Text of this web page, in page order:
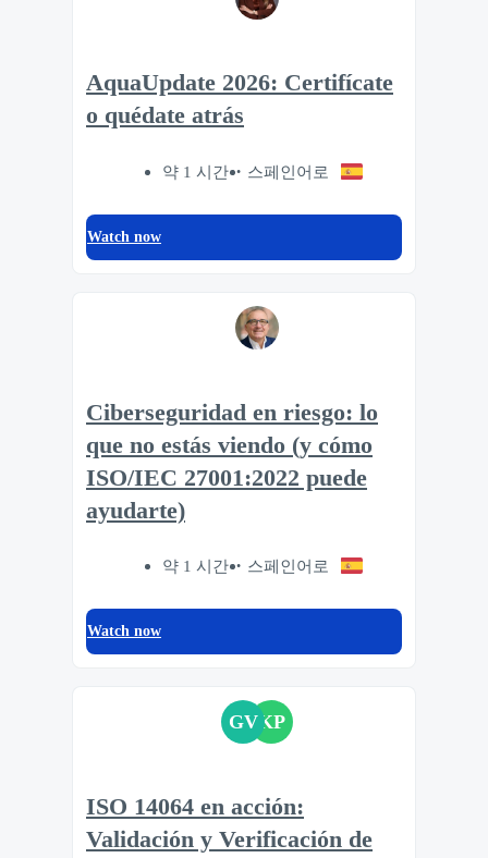
AquaUpdate 2026: Certifícate
o quédate atrás
약 1 시간 스페인어로
Watch now
Ciberseguridad en riesgo: lo
que no estás viendo (y cómo
ISO/IEC 27001:2022 puede
ayudarte)
약 1 시간 스페인어로
Watch now
GVKP
ISO 14064 en acción:
Validación y Verificación de